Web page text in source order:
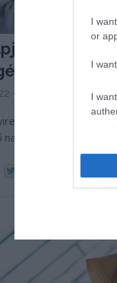
I
or
I
I
is
lehet
- Meggyógyulnék
gyakori a